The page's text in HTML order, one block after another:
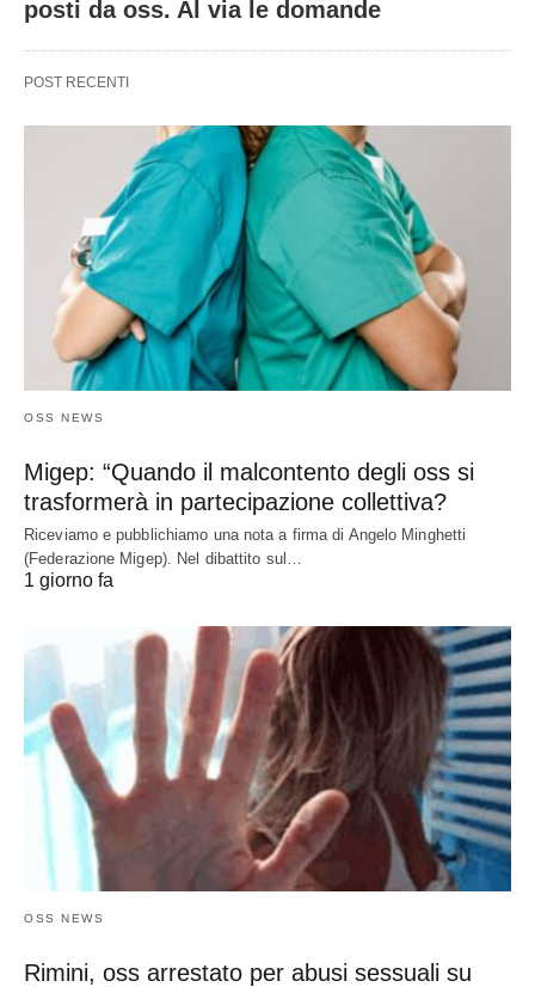
posti da oss. Al via le domande
POST RECENTI
OSS NEWS
Migep: “Quando il malcontento degli oss si
trasformerà in partecipazione collettiva?
Riceviamo e pubblichiamo una nota a firma di Angelo Minghetti
(Federazione Migep). Nel dibattito sul…
1 giorno fa
OSS NEWS
Rimini, oss arrestato per abusi sessuali su